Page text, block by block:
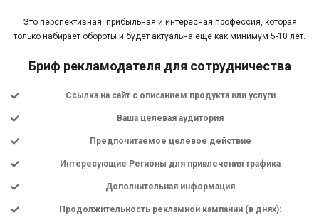
Это перспективная, прибыльная и интересная профессия, которая
только набирает обороты и будет актуальна еще как минимум 5-10 лет.
Бриф рекламодателя для сотрудничества
Ссылка на сайт с описанием продукта или услуги
Ваша целевая аудитория
Предпочитаемое целевое действие
Интересующие Регионы для привлечения трафика
Дополнительная информация
Продолжительность рекламной кампании (в днях):